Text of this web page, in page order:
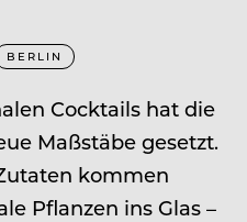
BERLIN
Cocktails hat die
Maßstäbe gesetzt.
kommen
Pflanzen ins Glas –